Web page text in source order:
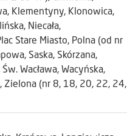
Klementyny, Klonowica,
Niecała,
Stare Miasto, Polna (od nr
Saska, Skórzana,
Wacława, Wacyńska,
Zielona (nr 8, 18, 20, 22, 24,